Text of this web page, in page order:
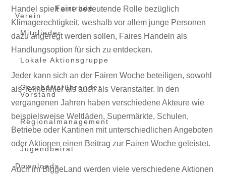
Fairtrade
Verein
Mitglieder
Lokale Aktionsgruppe
Geschäftsführender
Vorstand
Regionalmanagement
Jugendbeirat
Downloads
Handel spielt eine bedeutende Rolle bezüglich
Klimagerechtigkeit, weshalb vor allem junge Personen
dazu angeregt werden sollen, Faires Handeln als
Handlungsoption für sich zu entdecken.
Jeder kann sich an der Fairen Woche beteiligen, sowohl
als Teilnehmer als auch als Veranstalter. In den
vergangenen Jahren haben verschiedene Akteure wie
beispielsweise Weltläden, Supermärkte, Schulen,
Betriebe oder Kantinen mit unterschiedlichen Angeboten
oder Aktionen einen Beitrag zur Fairen Woche geleistet.
Auch im BiggeLand werden viele verschiedene Aktionen